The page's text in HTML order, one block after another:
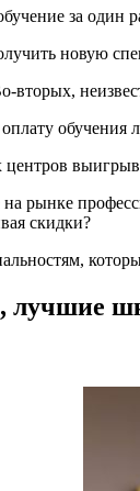
за один
новую
рынке
скидки?
лучшие